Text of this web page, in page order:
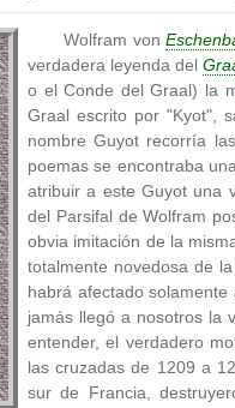
Wolfram von
verdadera leyenda del
o el Conde del Graal) la
Graal escrito por "Kyot",
nombre Guyot recorría
poemas se encontraba
atribuir a este Guyot una
del Parsifal de Wolfram
obvia imitación de la
totalmente novedosa de
habrá afectado
jamás llegó a nosotros la
entender, el verdadero
las cruzadas de 1209 a
sur de Francia,